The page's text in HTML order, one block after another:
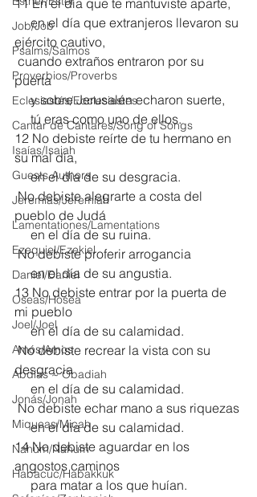
Job/Job
Psalms/Salmos
Proverbios/Proverbs
Eclesiastés/Ecclesiastes
Cantar de Cantares/Song of Songs
Isaías/Isaiah
Guests Authors
Jeremias/Jeremiah
Lamentationes/Lamentations
Ezequiel/Ezekiel
Daniel/Daniel
Oseas/Hosea
Joel/Joel
Amós/Amos
Abdías ~ Obadiah
Jonás/Jonah
Miqueas/Micah
Nahúm/Nahum
Habacuc/Habakkuk
11 En el día que te mantuviste aparte,
     en el día que extranjeros llevaron su
ejército cautivo,
puerta
     y sobre Jerusalén echaron suerte,
     tú eras como uno de ellos.
12 No debiste reírte de tu hermano en
su mal día,
     en el día de su desgracia.
No debiste alegrarte a costa del
pueblo de Judá
     en el día de su ruina.
No debiste proferir arrogancia
     en el día de su angustia.
13 No debiste entrar por la puerta de
mi pueblo
     en el día de su calamidad.
No debiste recrear la vista con su
desgracia
     en el día de su calamidad.
No debiste echar mano a sus riquezas
     en el día de su calamidad.
14 No debiste aguardar en los
angostos caminos
     para matar a los que huían.